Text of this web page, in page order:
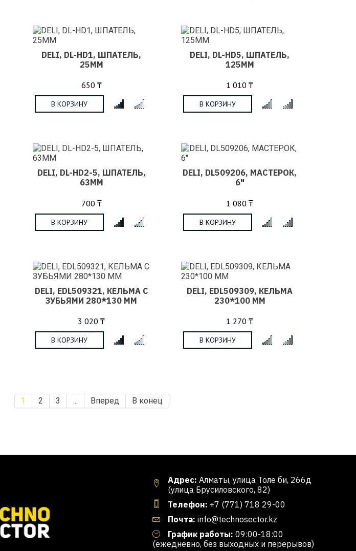
DELI, DL-HD1, ШПАТЕЛЬ,
25ММ
650 ₸
В КОРЗИНУ
DELI, DL-HD5, ШПАТЕЛЬ,
125ММ
1 010 ₸
В КОРЗИНУ
DELI, DL-HD2-5, ШПАТЕЛЬ,
63ММ
700 ₸
В КОРЗИНУ
DELI, DL509206, МАСТЕРОК,
6"
1 080 ₸
В КОРЗИНУ
DELI, EDL509321, КЕЛЬМА С
ЗУБЬЯМИ 280*130 ММ
3 020 ₸
В КОРЗИНУ
DELI, EDL509309, КЕЛЬМА
230*100 ММ
1 270 ₸
В КОРЗИНУ
1 2 3 ... Вперед В конец
Адрес: Алматы, улица Толе би, 266д
(улица Брусиловского, 82)
Телефон: +7 (771) 718 29-00
Почта: info@technosector.kz
График работы: 09:00-18:00
(ежедневно, без выходных и перерывов)